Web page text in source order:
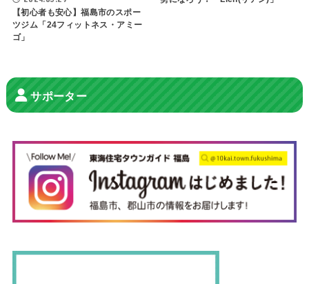
【初心者も安心】福島市のスポー
ツジム「24フィットネス・アミー
ゴ」
サポーター